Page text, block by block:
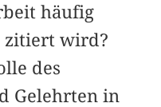
häufig
zitiert wird?
des
Gelehrten in